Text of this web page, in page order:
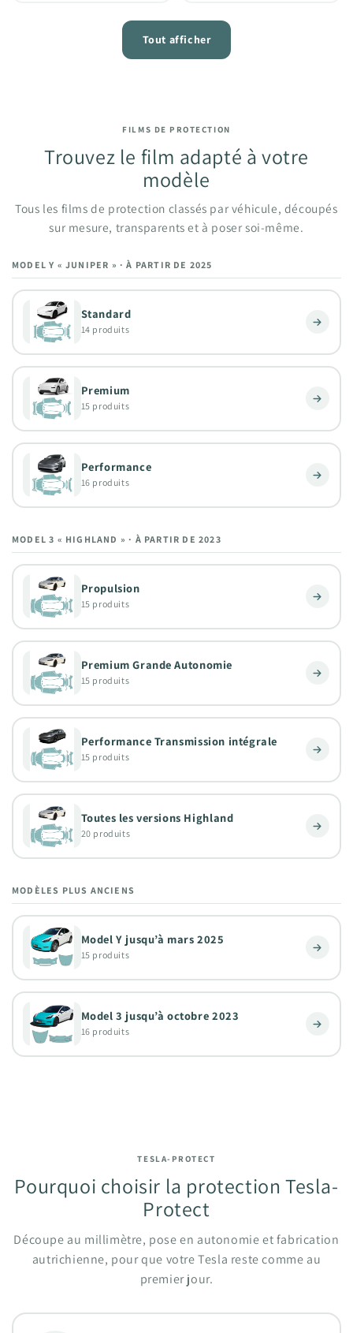
Tout afficher
FILMS DE PROTECTION
Trouvez le film adapté à votre
modèle
Tous les films de protection classés par véhicule, découpés
sur mesure, transparents et à poser soi-même.
MODEL Y « JUNIPER » · À PARTIR DE 2025
Standard
14 produits
Premium
15 produits
Performance
16 produits
MODEL 3 « HIGHLAND » · À PARTIR DE 2023
Propulsion
15 produits
Premium Grande Autonomie
15 produits
Performance Transmission intégrale
15 produits
Toutes les versions Highland
20 produits
MODÈLES PLUS ANCIENS
Model Y jusqu’à mars 2025
15 produits
Model 3 jusqu’à octobre 2023
16 produits
TESLA-PROTECT
Pourquoi choisir la protection Tesla-
Protect
Découpe au millimètre, pose en autonomie et fabrication
autrichienne, pour que votre Tesla reste comme au
premier jour.